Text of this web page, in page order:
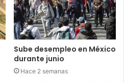
Sube desempleo en México
durante junio
Hace 2 semanas